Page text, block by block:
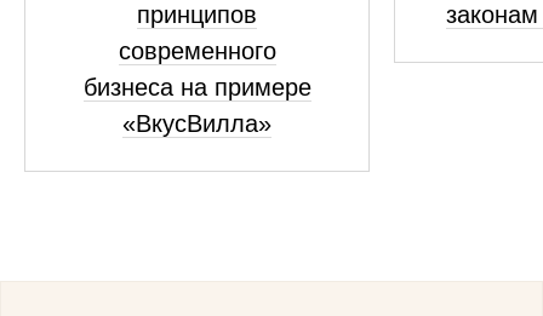
принципов
современного
бизнеса на примере
«ВкусВилла»